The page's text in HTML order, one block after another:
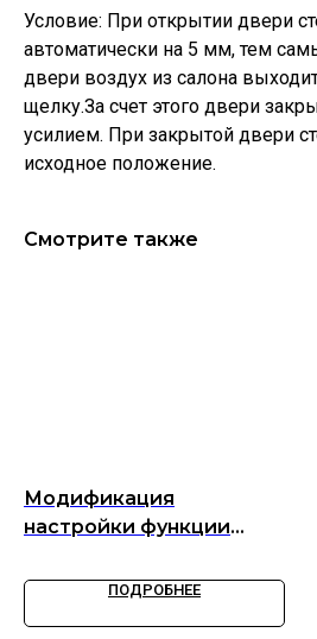
Условие: При открытии двери
автоматически на 5 мм, тем
двери воздух из салона
щелку.За счет этого двери
усилием. При закрытой двери
исходное положение.
Смотрите также
Модификация
настройки функции
блокировкиПОДРОБНЕЕ